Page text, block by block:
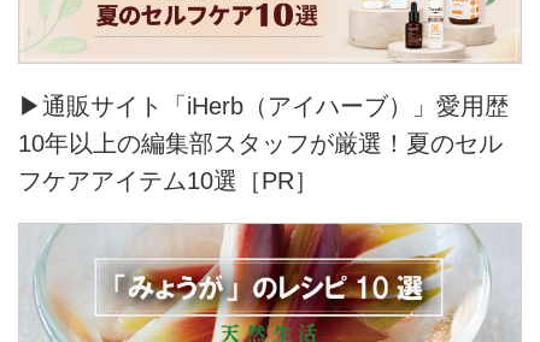
▶通販サイト「iHerb（アイハーブ）」愛用歴
10年以上の編集部スタッフが厳選！夏のセル
フケアアイテム10選［PR］